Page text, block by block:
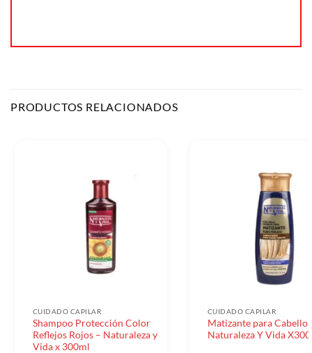
PRODUCTOS RELACIONADOS
CUIDADO CAPILAR
Shampoo Protección Color
Reflejos Rojos – Naturaleza y
Vida x 300ml
CUIDADO CAPILAR
Matizante para
Naturaleza Y Vida